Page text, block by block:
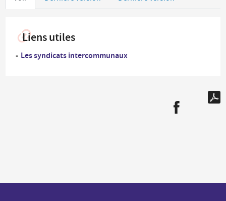
Liens utiles
Les syndicats intercommunaux